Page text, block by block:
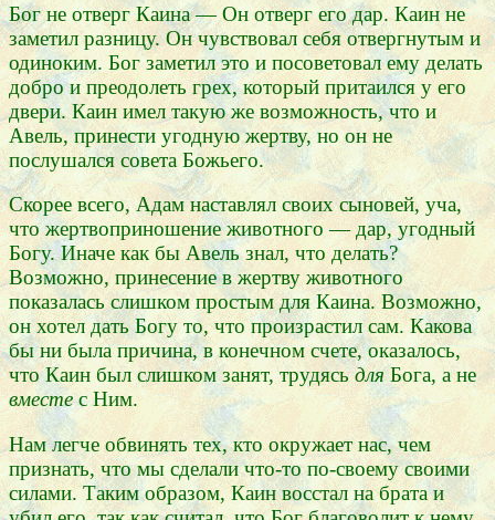
Бог не отверг Каина — Он отверг его дар. Каин не
заметил разницу. Он чувствовал себя отвергнутым и
одиноким. Бог заметил это и посоветовал ему делать
добро и преодолеть грех, который притаился у его
двери. Каин имел такую же возможность, что и
Авель, принести угодную жертву, но он не
послушался совета Божьего.
Скорее всего, Адам наставлял своих сыновей, уча,
что жертвоприношение животного — дар, угодный
Богу. Иначе как бы Авель знал, что делать?
Возможно, принесение в жертву животного
показалась слишком простым для Каина. Возможно,
он хотел дать Богу то, что произрастил сам. Какова
бы ни была причина, в конечном счете, оказалось,
что Каин был слишком занят, трудясьдляБога, а не
вместес Ним.
Нам легче обвинять тех, кто окружает нас, чем
признать, что мы сделали что-то по-своему своими
силами. Таким образом, Каин восстал на брата и